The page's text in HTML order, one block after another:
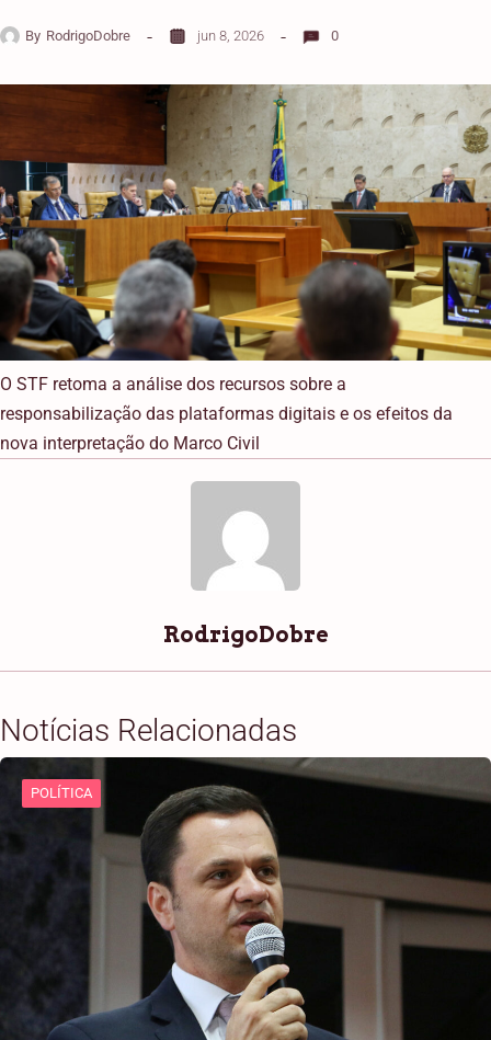
By RodrigoDobre jun 8, 2026 0
O STF retoma a análise dos recursos sobre a
responsabilização das plataformas digitais e os efeitos da
nova interpretação do Marco Civil
RodrigoDobre
Notícias Relacionadas
POLÍTICA